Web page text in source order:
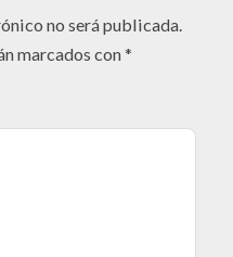
no será publicada.
marcados con*